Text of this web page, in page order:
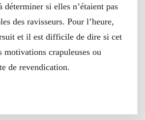
déterminer si elles n’étaient pas
des ravisseurs. Pour l’heure,
et il est difficile de dire si cet
motivations crapuleuses ou
de revendication.